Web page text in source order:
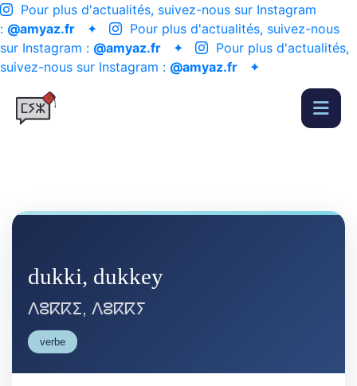
Pour plus d'actualités, suivez-nous sur Instagram
: @amyaz.fr ✦
Pour plus d'actualités, suivez-nous
sur Instagram : @amyaz.fr ✦
Pour plus d'actualités,
suivez-nous sur Instagram : @amyaz.fr ✦
dukki, dukkey
ⴷⵓⴽⴽⵉ, ⴷⵓⴽⴽⵢ
verbe